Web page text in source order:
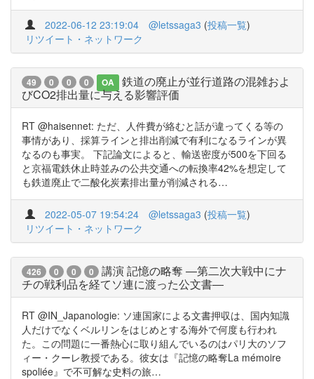
2022-06-12 23:19:04 @letssaga3 (投稿一覧)
リツイート・ネットワーク
49 0 0 0 OA
鉄道の廃止が並行道路の混雑およ
びCO2排出量に与える影響評価
RT @haisennet: ただ、人件費が絡むと話が違ってくる等の
事情があり、採算ラインと排出削減で有利になるラインが異
なるのも事実。 下記論文によると、輸送密度が500を下回る
と京福電鉄休止時並みの公共交通への転換率42%を想定して
も鉄道廃止で二酸化炭素排出量が削減される…
2022-05-07 19:54:24 @letssaga3 (投稿一覧)
リツイート・ネットワーク
426 0 0 0
講演 記憶の略奪 ―第二次大戦中にナ
チの戦利品を経てソ連に渡った公文書―
RT @IN_Japanologie: ソ連国家による文書押収は、国内知識
人だけでなくベルリンをはじめとする海外で何度も行われ
た。この問題に一番熱心に取り組んでいるのはパリ大のソフ
ィー・クーレ教授である。彼女は『記憶の略奪La mémoire
spoliée』で不可解な史料の旅…